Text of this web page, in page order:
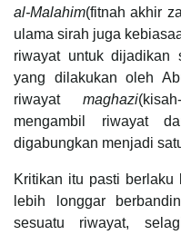
al-Malahim(fitnah akhir
ulama sirah juga
riwayat untuk dijadikan
yang dilakukan oleh
riwayat maghazi
mengambil riwayat
digabungkan menjadi
Kritikan itu pasti berlaku
lebih longgar
sesuatu riwayat,